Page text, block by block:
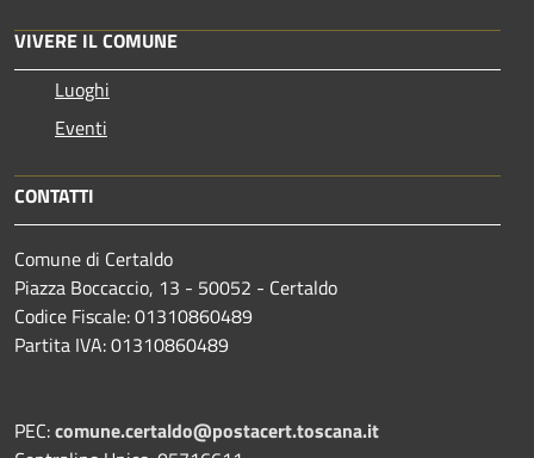
VIVERE IL COMUNE
Luoghi
Eventi
CONTATTI
Comune di Certaldo
Piazza Boccaccio, 13 - 50052 - Certaldo
Codice Fiscale: 01310860489
Partita IVA: 01310860489
PEC:comune.certaldo@postacert.toscana.it